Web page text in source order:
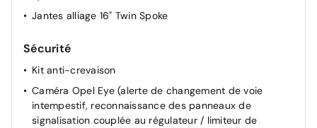
Jantes alliage 16" Twin Spoke
Sécurité
Kit anti-crevaison
Caméra Opel Eye (alerte de changement de voie
intempestif, reconnaissance des panneaux de
signalisation couplée au régulateur / limiteur de